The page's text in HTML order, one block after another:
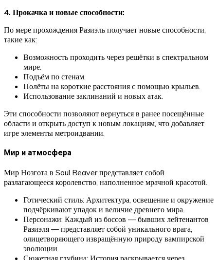
4. Прокачка и новые способности:
По мере прохождения Разиэль получает новые способности,
такие как:
Возможность проходить через решётки в спектральном
мире.
Подъём по стенам.
Полёты на короткие расстояния с помощью крыльев.
Использование заклинаний и новых атак.
Эти способности позволяют вернуться в ранее посещённые
области и открыть доступ к новым локациям, что добавляет
игре элементы метроидвании.
Мир и атмосфера
Мир Нозгота в Soul Reaver представляет собой
разлагающееся королевство, наполненное мрачной красотой.
Готический стиль: Архитектура, освещение и окружение
подчёркивают упадок и величие древнего мира.
Персонажи: Каждый из боссов — бывших лейтенантов
Разиэля — представляет собой уникального врага,
олицетворяющего извращённую природу вампирской
эволюции.